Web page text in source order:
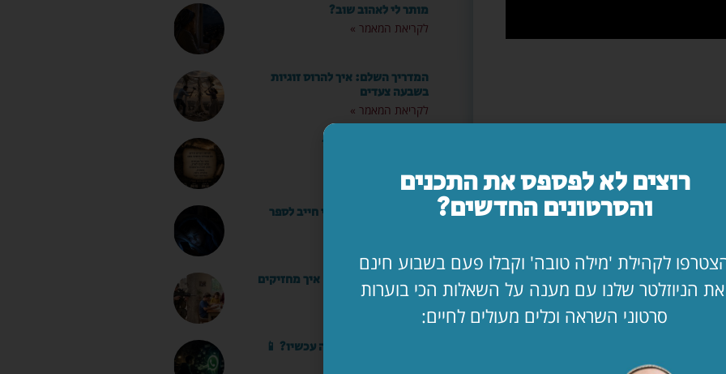
מותר לי לאהוב שוב?
לקריאת המאמר »
המדריך השלם: איך להרוס זוגיות
בשבעה צעדים
לקריאת המאמר »
מה עושים ביום הצום?
"אמא, יש משהו שאני חייב לספר
החופש כאן. בעלי שם. איך מחזיקים
מעמד?!
לקריאת המאמר »
הילד קיבל ווטסאפ. מה עכשיו? 📱
רוצים לא לפספס את התכנים
והסרטונים החדשים?
לקהילת 'מילה טובה' וקבלו פעם בשבוע חינם
הניוזלטר שלנו עם מענה על השאלות הכי בוערות
סרטוני השראה וכלים מעולים לחיים: